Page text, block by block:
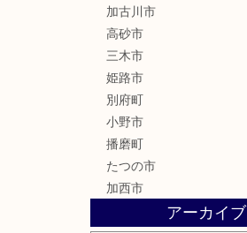
加古川市
高砂市
三木市
姫路市
別府町
小野市
播磨町
たつの市
加西市
アーカイブ